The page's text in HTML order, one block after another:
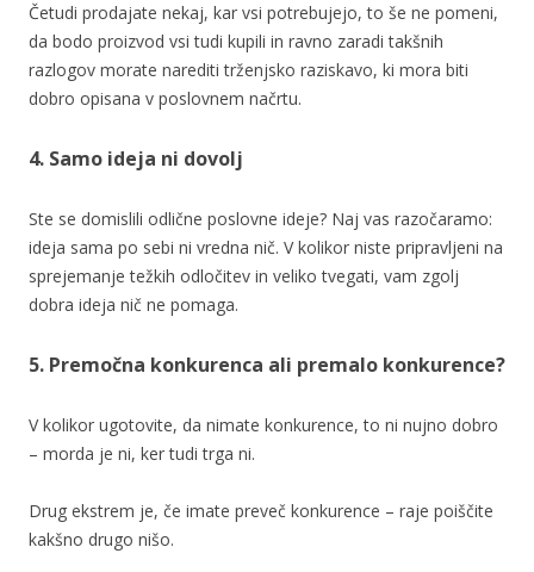
Četudi prodajate nekaj, kar vsi potrebujejo, to še ne pomeni,
da bodo proizvod vsi tudi kupili in ravno zaradi takšnih
razlogov morate narediti trženjsko raziskavo, ki mora biti
dobro opisana v poslovnem načrtu.
4. Samo ideja ni dovolj
Ste se domislili odlične poslovne ideje? Naj vas razočaramo:
ideja sama po sebi ni vredna nič. V kolikor niste pripravljeni na
sprejemanje težkih odločitev in veliko tvegati, vam zgolj
dobra ideja nič ne pomaga.
5. Premočna konkurenca ali premalo konkurence?
V kolikor ugotovite, da nimate konkurence, to ni nujno dobro
– morda je ni, ker tudi trga ni.
Drug ekstrem je, če imate preveč konkurence – raje poiščite
kakšno drugo nišo.